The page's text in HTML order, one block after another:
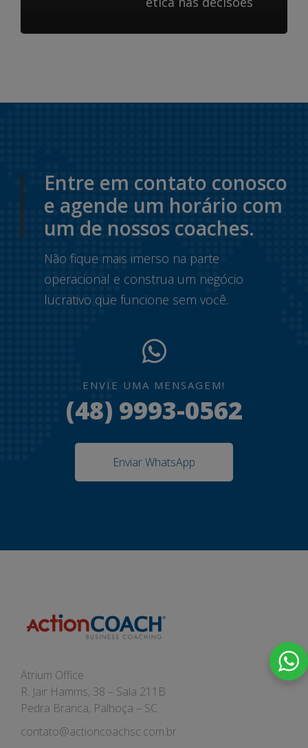
Entre em contato conosco
e agende um horário com
um de nossos coaches.
Não fique mais imerso na parte
operacional e construa um negócio
lucrativo que funcione sem você.
ENVIE UMA MENSAGEM!
(48) 9993-0562
Enviar WhatsApp
Atrium Office
R. Jair Hamms, 38 – Sala 211B
Pedra Branca, Palhoça – SC
contato@actioncoachsc.com.br